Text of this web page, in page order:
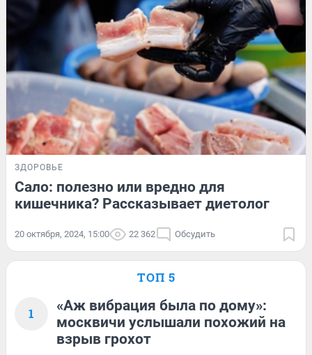
ЗДОРОВЬЕ
Сало: полезно или вредно для
кишечника? Рассказывает диетолог
20 октября, 2024, 15:00 22 362 Обсудить
ТОП 5
1
«Аж вибрация была по дому»:
москвичи услышали похожий на
взрыв грохот